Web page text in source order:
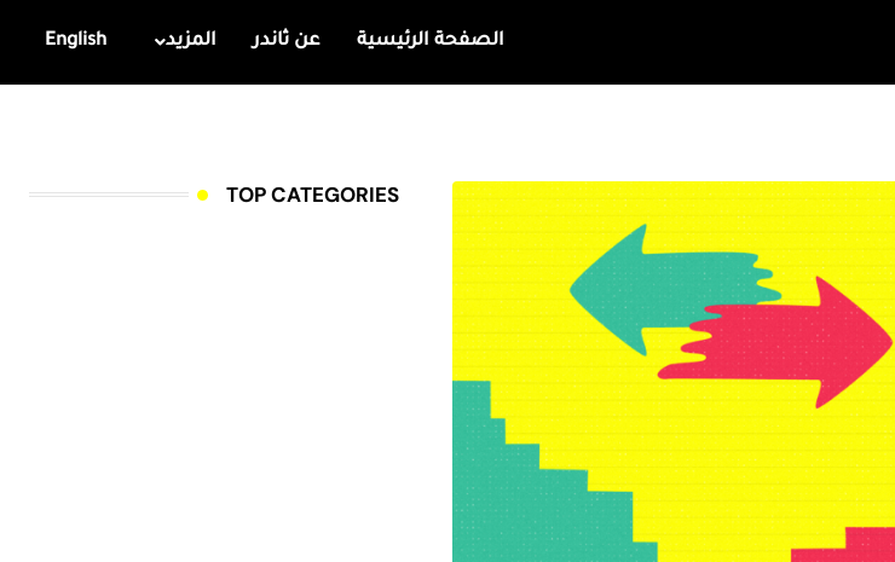
الصفحة الرئيسية عن ثاندر المزيد English
TOP CATEGORIES